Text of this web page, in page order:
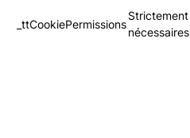
_ttCookiePermissions
Strictement
nécessaires